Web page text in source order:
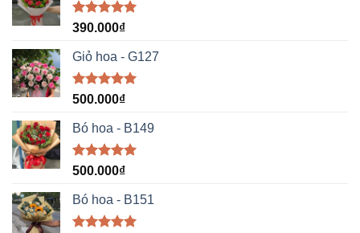
Được xếp
5 sao
390.000₫
Giỏ hoa - G127
Được xếp
5 sao
500.000₫
Bó hoa - B149
Được xếp
5 sao
500.000₫
Bó hoa - B151